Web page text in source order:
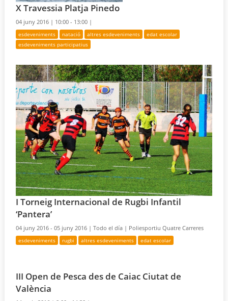
X Travessia Platja Pinedo
04 juny 2016 | 10:00 - 13:00 |
esdeveniments natació altres esdeveniments
edat escolar
esdeveniments participatius
I Torneig Internacional de Rugbi Infantil
‘Pantera’
04 juny 2016 - 05 juny 2016 |Todo el día | Poliesportiu Quatre Carreres
esdeveniments rugbi altres esdeveniments edat escolar
III Open de Pesca des de Caiac Ciutat de
València